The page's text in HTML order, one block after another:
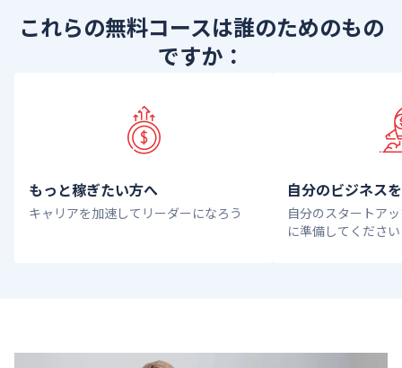
これらの無料コースは誰のためのもの
ですか：
もっと稼ぎたい方へ
キャリアを加速してリーダーになろう
自分のビジネス
自分のスタートア
に準備してください